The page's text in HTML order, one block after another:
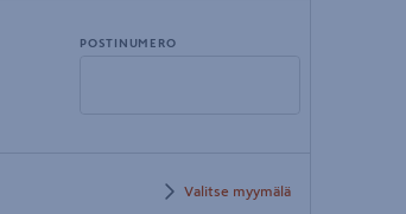
POSTINUMERO
postinumero
Valitse myymälä